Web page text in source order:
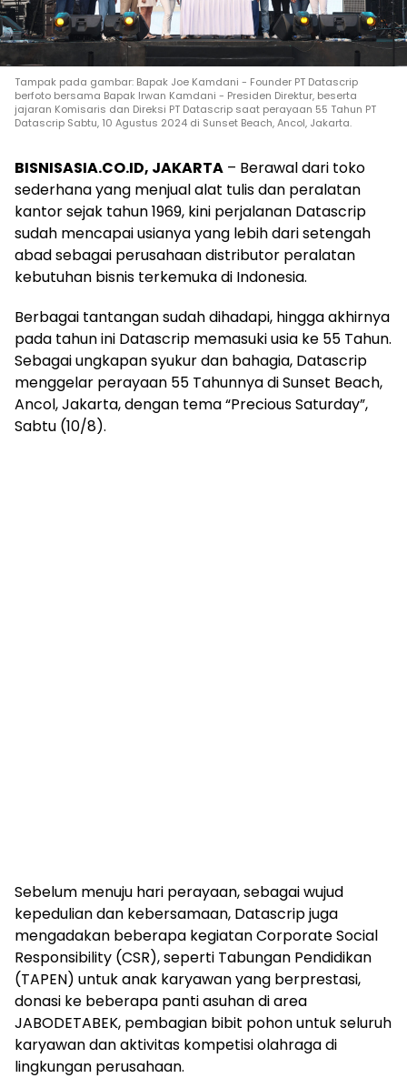
Tampak pada gambar: Bapak Joe Kamdani - Founder PT Datascrip
berfoto bersama Bapak Irwan Kamdani - Presiden Direktur, beserta
jajaran Komisaris dan Direksi PT Datascrip saat perayaan 55 Tahun PT
Datascrip Sabtu, 10 Agustus 2024 di Sunset Beach, Ancol, Jakarta.
BISNISASIA.CO.ID, JAKARTA – Berawal dari toko
sederhana yang menjual alat tulis dan peralatan
kantor sejak tahun 1969, kini perjalanan Datascrip
sudah mencapai usianya yang lebih dari setengah
abad sebagai perusahaan distributor peralatan
kebutuhan bisnis terkemuka di Indonesia.
Berbagai tantangan sudah dihadapi, hingga akhirnya
pada tahun ini Datascrip memasuki usia ke 55 Tahun.
Sebagai ungkapan syukur dan bahagia, Datascrip
menggelar perayaan 55 Tahunnya di Sunset Beach,
Ancol, Jakarta, dengan tema “Precious Saturday”,
Sabtu (10/8).
Sebelum menuju hari perayaan, sebagai wujud
kepedulian dan kebersamaan, Datascrip juga
mengadakan beberapa kegiatan Corporate Social
Responsibility (CSR), seperti Tabungan Pendidikan
(TAPEN) untuk anak karyawan yang berprestasi,
donasi ke beberapa panti asuhan di area
JABODETABEK, pembagian bibit pohon untuk seluruh
karyawan dan aktivitas kompetisi olahraga di
lingkungan perusahaan.